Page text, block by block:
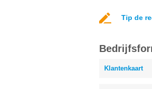
Tip de
Klantenkaart